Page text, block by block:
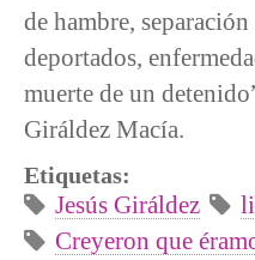
de hambre,
deportados,
muerte de un
Giráldez Macía.
Etiquetas:
Jesús Giráldez
Creyeron que